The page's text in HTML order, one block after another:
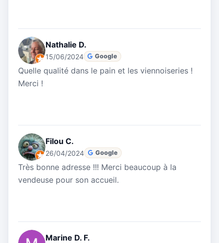
Nathalie D.
15/06/2024 Google
Quelle qualité dans le pain et les viennoiseries !
Merci !
Filou C.
26/04/2024 Google
Très bonne adresse !!! Merci beaucoup à la
vendeuse pour son accueil.
Marine D. F.